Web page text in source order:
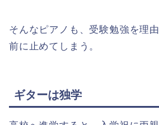
そんなピアノも、受験勉強を理
前に止めてしまう。
ギターは独学